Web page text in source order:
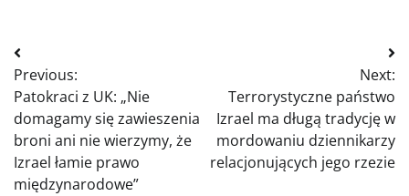
Nawigacja
wpisu
Previous:
Patokraci z UK: „Nie
domagamy się zawieszenia
broni ani nie wierzymy, że
Izrael łamie prawo
międzynarodowe”
Next:
Terrorystyczne państwo
Izrael ma długą tradycję w
mordowaniu dziennikarzy
relacjonujących jego rzezie